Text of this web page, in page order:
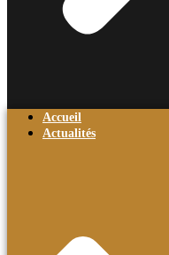
Accueil
Actualités